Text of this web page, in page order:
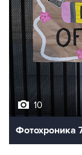
10
Фотохроника